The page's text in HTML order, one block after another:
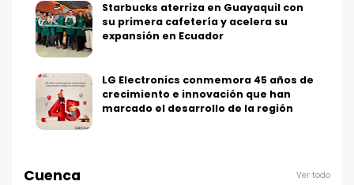
Starbucks aterriza en Guayaquil con
su primera cafetería y acelera su
expansión en Ecuador
LG Electronics conmemora 45 años de
crecimiento e innovación que han
marcado el desarrollo de la región
Cuenca Ver todo